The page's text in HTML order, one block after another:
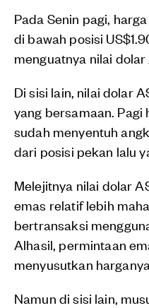
Pada Senin pagi,
di bawah posisi
menguatnya nilai dolar
Di sisi lain, nilai dolar
yang bersamaan. Pagi
sudah menyentuh
dari posisi pekan lalu
Melejitnya nilai dolar
emas relatif lebih
bertransaksi
Alhasil, permintaan
menyusutkan
Namun di sisi lain,